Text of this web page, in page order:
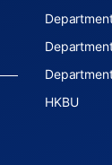
HKBU